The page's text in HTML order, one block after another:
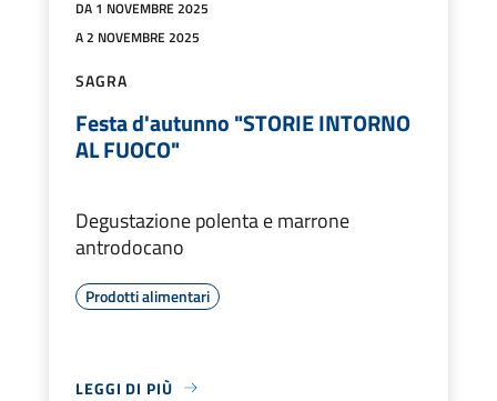
DA 1 NOVEMBRE 2025
A 2 NOVEMBRE 2025
SAGRA
Festa d'autunno "STORIE INTORNO
AL FUOCO"
Degustazione polenta e marrone
antrodocano
Prodotti alimentari
LEGGI DI PIÙ